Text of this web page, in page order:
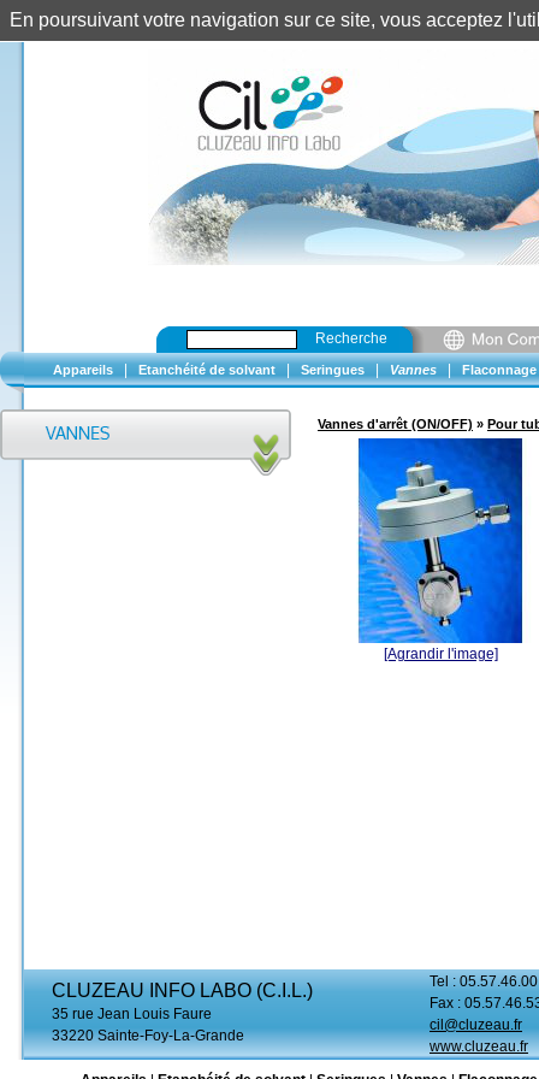
Recherche
Appareils Etanchéité de solvant Seringues Vannes Flaconnage
Vannes d'arrêt (ON/OFF) » Pour
[Agrandir l'image]
CLUZEAU INFO LABO (C.I.L.)
35 rue Jean Louis Faure
33220 Sainte-Foy-La-Grande
Tel :
Fax :
cil@cluzeau.fr
www.cluzeau.fr
En poursuivant votre navigation sur ce site, vous acceptez